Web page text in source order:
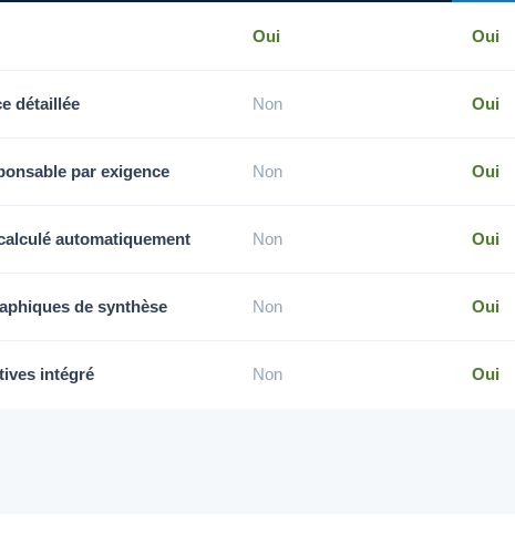
Oui Oui
détaillée Non Oui
par exigence Non Oui
automatiquement Non Oui
de synthèse Non Oui
intégré Non Oui